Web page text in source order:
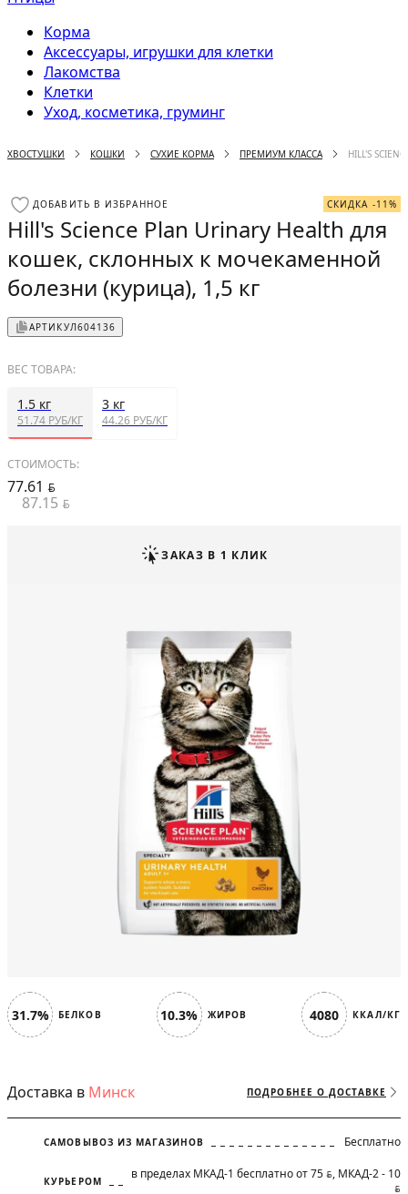
Корма
Аксессуары, игрушки для клетки
Лакомства
Клетки
Уход, косметика, груминг
ХВОСТУШКИ КОШКИ СУХИЕ КОРМА ПРЕМИУМ КЛАССА HILL'S
31.7% БЕЛКОВ 10.3% ЖИРОВ 4080 ККАЛ/КГ
Доставка в Минск ПОДРОБНЕЕ О ДОСТАВКЕ
САМОВЫВОЗ ИЗ МАГАЗИНОВ Бесплатно
КУРЬЕРОМ в пределах МКАД-1 бесплатно от 75 BYN, МКАД-2 - 10
BYN
ДОБАВИТЬ В ИЗБРАННОЕ СКИДКА -11%
Hill's Science Plan Urinary Health для
кошек, склонных к мочекаменной
болезни (курица), 1,5 кг
АРТИКУЛ604136
ВЕС ТОВАРА:
1.5 кг
51.74 РУБ/КГ
3 кг
44.26 РУБ/КГ
СТОИМОСТЬ:
77.61 BYN
87.15 BYN
ЗАКАЗ В 1 КЛИК